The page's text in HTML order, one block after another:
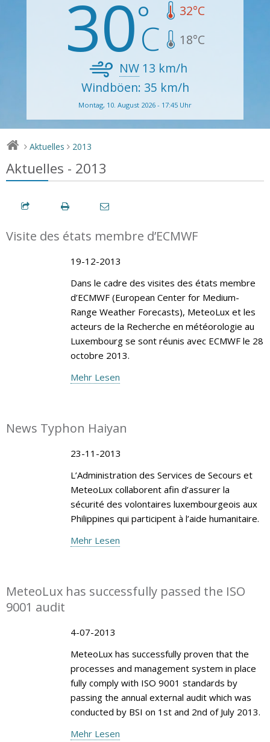
30 32°C
18°C
NW13 km/h
Windböen: 35 km/h
Montag, 10. August 2026 - 17:45 Uhr
> Aktuelles > 2013
Aktuelles - 2013
Visite des états membre d’ECMWF
19-12-2013
Dans le cadre des visites des états membre
d’ECMWF (European Center for Medium-
Range Weather Forecasts), MeteoLux et les
acteurs de la Recherche en météorologie au
Luxembourg se sont réunis avec ECMWF le 28
octobre 2013.
Mehr Lesen
News Typhon Haiyan
23-11-2013
L’Administration des Services de Secours et
MeteoLux collaborent afin d’assurer la
sécurité des volontaires luxembourgeois aux
Philippines qui participent à l’aide humanitaire.
Mehr Lesen
MeteoLux has successfully passed the ISO
9001 audit
4-07-2013
MeteoLux has successfully proven that the
processes and management system in place
fully comply with ISO 9001 standards by
passing the annual external audit which was
conducted by BSI on 1st and 2nd of July 2013.
Mehr Lesen